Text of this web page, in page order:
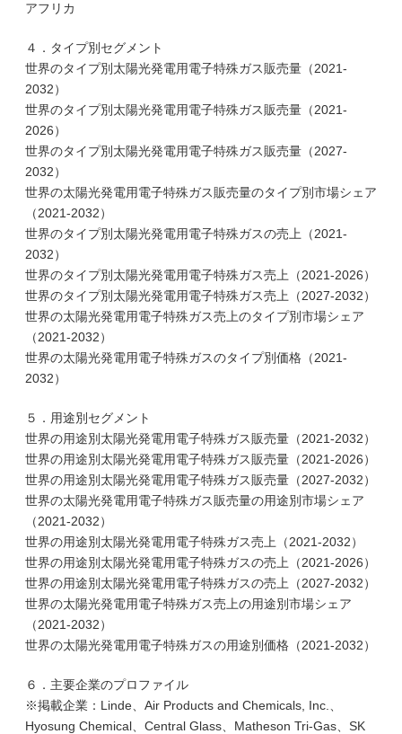
アフリカ
４．タイプ別セグメント
世界のタイプ別太陽光発電用電子特殊ガス販売量（2021-
2032）
世界のタイプ別太陽光発電用電子特殊ガス販売量（2021-
2026）
世界のタイプ別太陽光発電用電子特殊ガス販売量（2027-
2032）
世界の太陽光発電用電子特殊ガス販売量のタイプ別市場シェア
（2021-2032）
世界のタイプ別太陽光発電用電子特殊ガスの売上（2021-
2032）
世界のタイプ別太陽光発電用電子特殊ガス売上（2021-2026）
世界のタイプ別太陽光発電用電子特殊ガス売上（2027-2032）
世界の太陽光発電用電子特殊ガス売上のタイプ別市場シェア
（2021-2032）
世界の太陽光発電用電子特殊ガスのタイプ別価格（2021-
2032）
５．用途別セグメント
世界の用途別太陽光発電用電子特殊ガス販売量（2021-2032）
世界の用途別太陽光発電用電子特殊ガス販売量（2021-2026）
世界の用途別太陽光発電用電子特殊ガス販売量（2027-2032）
世界の太陽光発電用電子特殊ガス販売量の用途別市場シェア
（2021-2032）
世界の用途別太陽光発電用電子特殊ガス売上（2021-2032）
世界の用途別太陽光発電用電子特殊ガスの売上（2021-2026）
世界の用途別太陽光発電用電子特殊ガスの売上（2027-2032）
世界の太陽光発電用電子特殊ガス売上の用途別市場シェア
（2021-2032）
世界の太陽光発電用電子特殊ガスの用途別価格（2021-2032）
６．主要企業のプロファイル
※掲載企業：Linde、Air Products and Chemicals, Inc.、
Hyosung Chemical、Central Glass、Matheson Tri-Gas、SK